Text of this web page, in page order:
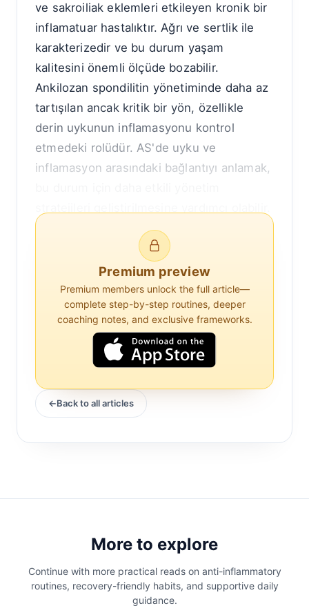
ve sakroiliak eklemleri etkileyen kronik bir
inflamatuar hastalıktır. Ağrı ve sertlik ile
karakterizedir ve bu durum yaşam
kalitesini önemli ölçüde bozabilir.
Ankilozan spondilitin yönetiminde daha az
tartışılan ancak kritik bir yön, özellikle
derin uykunun inflamasyonu kontrol
etmedeki rolüdür. AS'de uyku ve
inflamasyon arasındaki bağlantıyı anlamak,
Derin uyku, yavaş dalga uykusu olarak da
bilinir ve uyku döngüsünün kritik bir
aşamasıdır. Bu aşamada vücut, bağışıklık
fonksiyonu ve inflamasyonun
düzenlenmesi dahil olmak üzere önemli
onarıcı süreçlerle meşgul olur.
İnflamasyonun merkezi bir özellik olduğu
ankilozan spondilitli bireylerde, derin
uykunun kalitesi ve miktarı, hastalığın
yönetimi üzerinde derin etkiler yaratabilir.
bu süreç düzensiz hale gelir. Bağışıklık
sistemi yanlışlıkla sağlıklı dokulara saldırır,
kalıcı inflamasyona ve ağrı ile sertlik gibi
Premium preview
Premium members unlock the full article—
complete step-by-step routines, deeper
coaching notes, and exclusive frameworks.
Back to all articles
More to explore
Continue with more practical reads on anti-inflammatory
routines, recovery-friendly habits, and supportive daily
guidance.